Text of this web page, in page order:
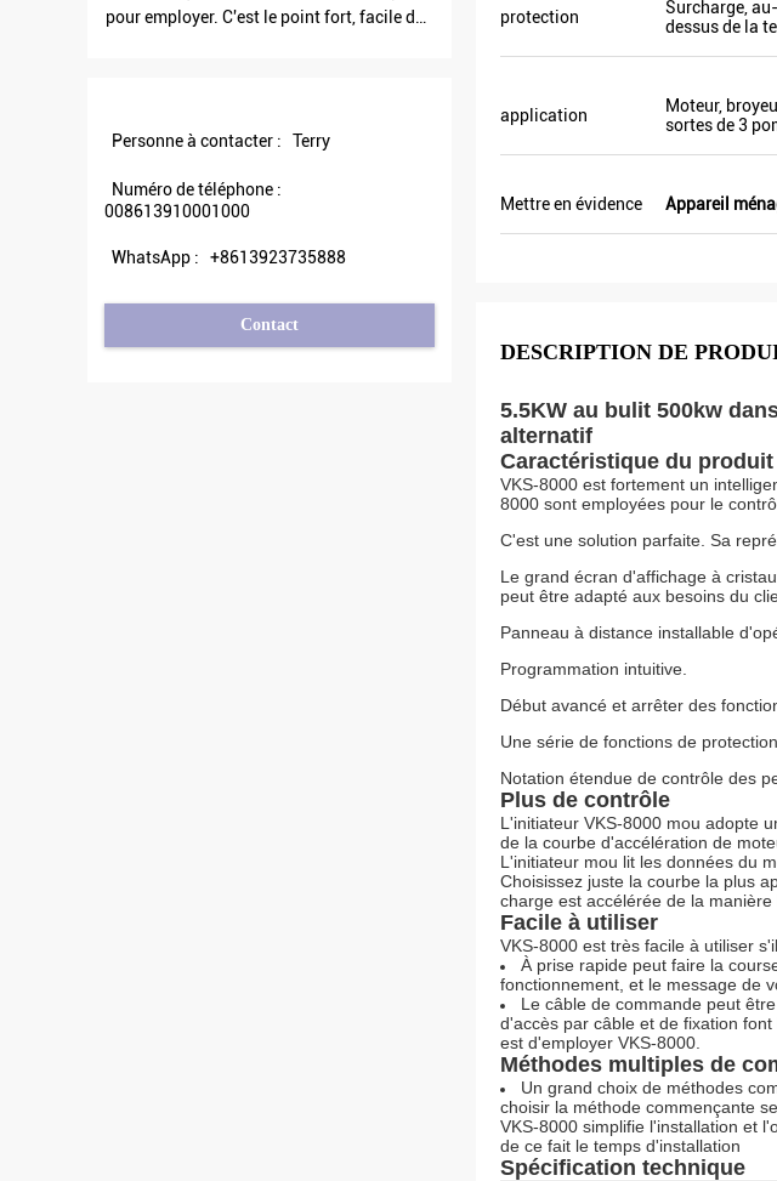
courant de sortie est inférieur d'autres,
également préparé quelques produits
L'année dernière il y avait seulement un
agent local et cette année, il y a plus de
Certains d'entre eux seulement vendre
Personne à contacter : Terry
Numéro de téléphone :
008613910001000
WhatsApp : +8613923735888
Contact
protection
Surcharge,
dessus de la
application
Moteur,
sortes de 3
Mettre en évidence Appareil
DESCRIPTION DE
5.5KW au bulit 500kw
alternatif
Caractéristique du produit
VKS-8000 est fortement un
8000 sont employées pour le
C'est une solution parfaite. Sa
Le grand écran d'affichage à
peut être adapté aux besoins du
Panneau à distance installable
Programmation intuitive.
Début avancé et arrêter des
Une série de fonctions de
Notation étendue de contrôle des
Plus de contrôle
L'initiateur VKS-8000 mou adopte
de la courbe d'accélération de
L'initiateur mou lit les données du
Choisissez juste la courbe la plus
charge est accélérée de la manière
Facile à utiliser
VKS-8000 est très facile à utiliser
À prise rapide peut faire la
fonctionnement, et le message de
Le câble de commande peut
d'accès par câble et de fixation
est d'employer VKS-8000.
Méthodes multiples de
Un grand choix de méthodes
choisir la méthode commençante
VKS-8000 simplifie l'installation et
de ce fait le temps d'installation
Spécification technique